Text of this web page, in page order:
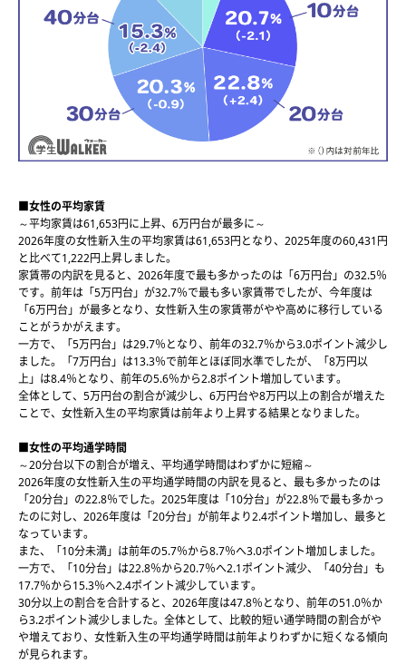
■女性の平均家賃
～平均家賃は61,653円に上昇、6万円台が最多に～
2026年度の女性新入生の平均家賃は61,653円となり、2025年度の60,431円
と比べて1,222円上昇しました。
家賃帯の内訳を見ると、2026年度で最も多かったのは「6万円台」の32.5％
です。前年は「5万円台」が32.7％で最も多い家賃帯でしたが、今年度は
「6万円台」が最多となり、女性新入生の家賃帯がやや高めに移行している
ことがうかがえます。
一方で、「5万円台」は29.7％となり、前年の32.7％から3.0ポイント減少し
ました。「7万円台」は13.3％で前年とほぼ同水準でしたが、「8万円以
上」は8.4％となり、前年の5.6％から2.8ポイント増加しています。
全体として、5万円台の割合が減少し、6万円台や8万円以上の割合が増えた
ことで、女性新入生の平均家賃は前年より上昇する結果となりました。
■女性の平均通学時間
～20分台以下の割合が増え、平均通学時間はわずかに短縮～
2026年度の女性新入生の平均通学時間の内訳を見ると、最も多かったのは
「20分台」の22.8％でした。2025年度は「10分台」が22.8％で最も多かっ
たのに対し、2026年度は「20分台」が前年より2.4ポイント増加し、最多と
なっています。
また、「10分未満」は前年の5.7％から8.7％へ3.0ポイント増加しました。
一方で、「10分台」は22.8％から20.7％へ2.1ポイント減少、「40分台」も
17.7％から15.3％へ2.4ポイント減少しています。
30分以上の割合を合計すると、2026年度は47.8％となり、前年の51.0％か
ら3.2ポイント減少しました。全体として、比較的短い通学時間の割合がや
や増えており、女性新入生の平均通学時間は前年よりわずかに短くなる傾向
が見られます。